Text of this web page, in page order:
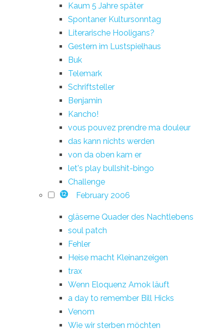
Kaum 5 Jahre später
Spontaner Kultursonntag
Literarische Hooligans?
Gestern im Lustspielhaus
Buk
Telemark
Schriftsteller
Benjamin
Kancho!
vous pouvez prendre ma douleur
das kann nichts werden
von da oben kam er
let's play bullshit-bingo
Challenge
12 February 2006
gläserne Quader des Nachtlebens
soul patch
Fehler
Heise macht Kleinanzeigen
trax
Wenn Eloquenz Amok läuft
a day to remember Bill Hicks
Venom
Wie wir sterben möchten